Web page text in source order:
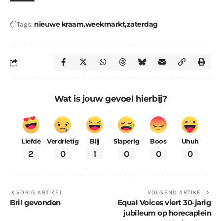
Tags: nieuwe kraamweekmarktzaterdag
Wat is jouw gevoel hierbij?
Liefde
2
Verdrietig
0
Blij
1
Slaperig
0
Boos
0
Uhuh
0
VORIG ARTIKEL
Bril gevonden
VOLGEND ARTIKEL
Equal Voices viert 30-jarig
jubileum op horecaplein